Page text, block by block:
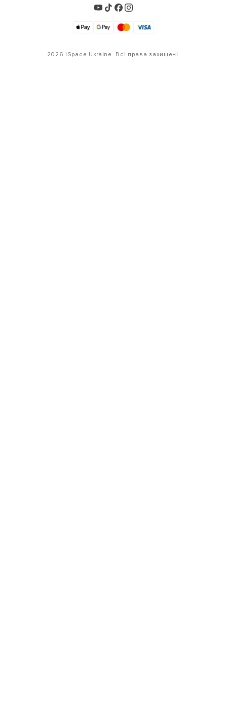
2026 iSpace Ukraine. Всі права захищені.